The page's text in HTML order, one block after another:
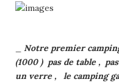
Notre premier
(1000 ) pas de table ,
un verre , le camping